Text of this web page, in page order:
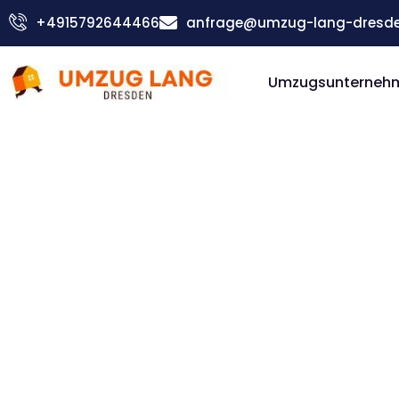
Zum
Inhalt
+4915792644466 anfrage@umzug-lang-